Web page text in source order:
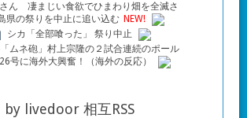
ん 凄まじい食欲でひまわり畑を全滅さ
県の祭りを中止に追い込む NEW!
シカ「全部喰った」 祭り中止
ムネ砲」村上宗隆の２試合連続のポール
号に海外大興奮！（海外の反応）
by livedoor 相互RSS